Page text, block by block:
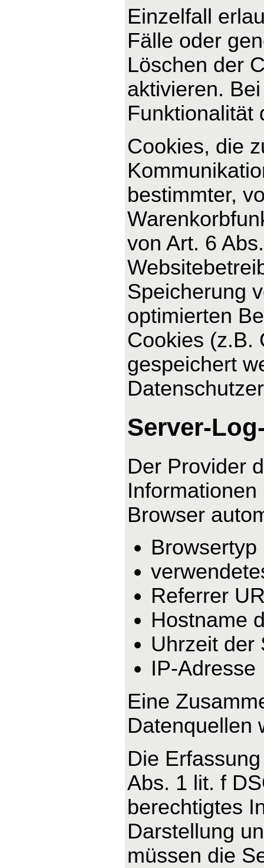
Einzelfall
Fälle oder
Löschen der
aktivieren.
Funktionalität
Cookies, die
bestimmter,
von Art. 6
Speicherung
optimierten
Cookies (z.B.
gespeichert
Server-
Der Provider
Browser
Referrer
Hostname
Uhrzeit der
IP-Adresse
Eine
Datenquellen
Die
Abs. 1 lit. f
berechtigtes
Darstellung
müssen die